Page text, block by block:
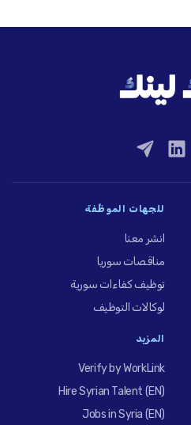
للجهات الموظِّفة
انشر معنا
مناقصات سوريا
توظيف كفاءات سورية
لوكالات التوظيف
المزيد
Verify by WorkLink
Hire Syrian Talent (EN)
Jobs in Syria (EN)